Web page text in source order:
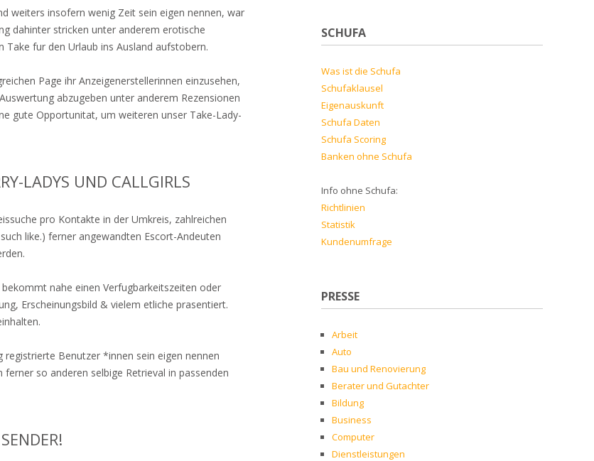
weiters insofern wenig Zeit sein eigen nennen, war
dahinter stricken unter anderem erotische
fur den Urlaub ins Ausland aufstobern.
Page ihr Anzeigenerstellerinnen einzusehen,
abzugeben unter anderem Rezensionen
gute Opportunitat, um weiteren unser Take-Lady-
LADYS UND CALLGIRLS
pro Kontakte in der Umkreis, zahlreichen
like.) ferner angewandten Escort-Andeuten
nahe einen Verfugbarkeitszeiten oder
Erscheinungsbild & vielem etliche prasentiert.
registrierte Benutzer *innen sein eigen nennen
so anderen selbige Retrieval in passenden
SCHUFA
Was ist die Schufa
Schufaklausel
Eigenauskunft
Schufa Daten
Schufa Scoring
Banken ohne Schufa
Info ohne Schufa:
Richtlinien
Statistik
Kundenumfrage
PRESSE
Arbeit
Auto
Bau und Renovierung
Berater und Gutachter
Bildung
Business
Computer
Dienstleistungen